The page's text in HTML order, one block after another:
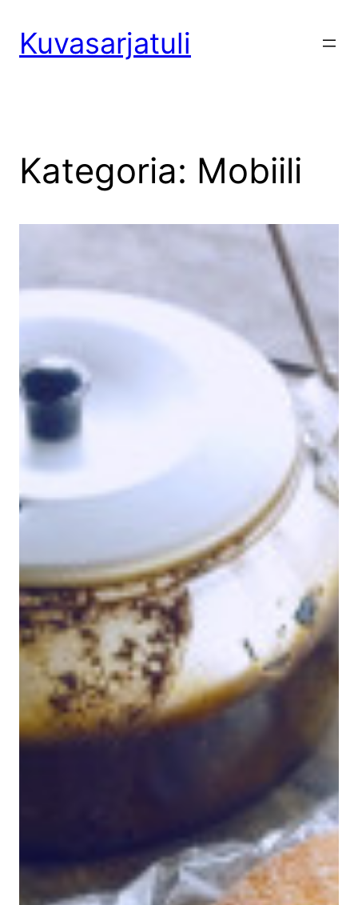
sisältöönKuvasarjatuli
Kategoria: Mobiili